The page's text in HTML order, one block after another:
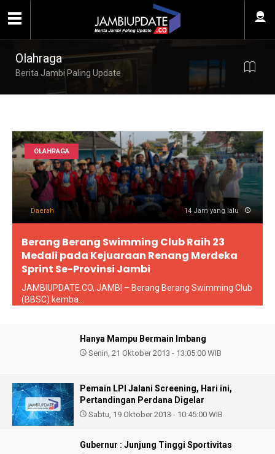
Olahraga
Berita Jambi Paling Update
OLAHRAGA
Daerah 14 Jam yang lalu
Berang Berang Swimming Club Raih 23
Medali pada Kejuaraan Renang Merdeka
Sprint Se-Provinsi Jambi
JAMBIUPDATE.CO, JAMBI – Berang Berang Swimming Club
(BBSC) kemba...
Hanya Mampu Bermain Imbang
Senin, 21 Oktober 2013 - 13:05:00 WIB
Pemain LPI Jalani Screening, Hari ini,
Pertandingan Perdana Digelar
Sabtu, 19 Oktober 2013 - 10:45:00 WIB
Gubernur : Junjung Tinggi Sportivitas